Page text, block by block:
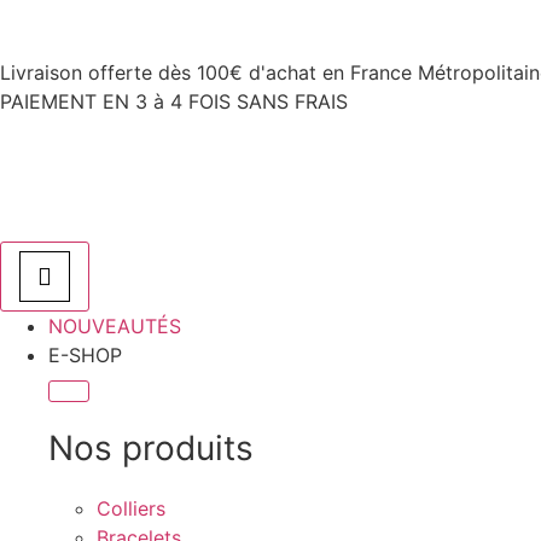
Livraison offerte dès 100€ d'achat en France
PAIEMENT EN 3 à 4 FOIS SANS FRAIS
NOUVEAUTÉS
E-SHOP
Nos produits
Colliers